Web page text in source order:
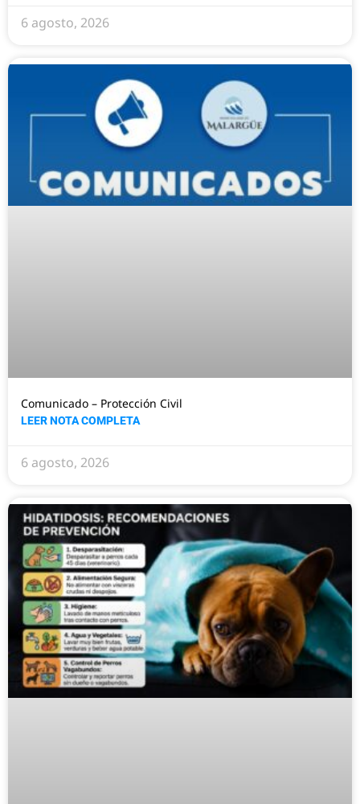
6 agosto, 2026
Comunicado – Protección Civil
LEER NOTA COMPLETA
6 agosto, 2026